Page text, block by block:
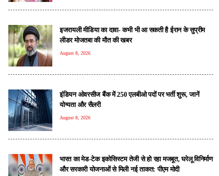
इजरायली मीडिया का दावा- कभी भी आ सकती है ईरान के सुप्रीम
लीडर मोजतबा की मौत की खबर
August 8, 2026
इंडियन ओवरसीज बैंक में 250 एलबीओ पदों पर भर्ती शुरू, जानें
योग्यता और सैलरी
August 8, 2026
भारत का मेड-टेक इकोसिस्टम तेजी से हो रहा मजबूत, घरेलू विनिर्माण
और सरकारी योजनाओं से मिली नई ताकत: पीएम मोदी